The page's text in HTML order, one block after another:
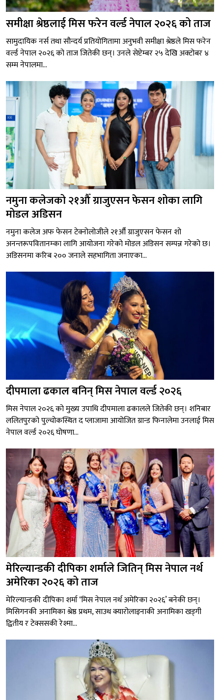
समीक्षा श्रेष्ठलाई मिस फरेन वर्ल्ड नेपाल २०२६ को ताज
सामुदायिक नर्स तथा सौन्दर्य प्रतियोगितामा अनुभवी समीक्षा श्रेष्ठले मिस फरेन
वर्ल्ड नेपाल २०२६ को ताज जितेकी छन्। उनले सेप्टेम्बर २५ देखि अक्टोबर ४
सम्म नेपालमा...
नमुना कलेजको २१औँ ग्राजुएसन फेसन शोका लागि
मोडल अडिसन
नमुना कलेज अफ फेसन टेक्नोलोजीले २१औँ ग्राजुएसन फेसन शो
अनन्तरूपवितानम्का लागि आयोजना गरेको मोडल अडिसन सम्पन्न गरेको छ।
अडिसनमा करिब २०० जनाले सहभागिता जनाएका...
दीपमाला ढकाल बनिन् मिस नेपाल वर्ल्ड २०२६
मिस नेपाल २०२६ को मुख्य उपाधि दीपमाला ढकालले जितेकी छन्। शनिबार
ललितपुरको पुल्चोकस्थित द प्लाजामा आयोजित ग्रान्ड फिनालेमा उनलाई मिस
नेपाल वर्ल्ड २०२६ घोषणा...
मेरिल्यान्डकी दीपिका शर्माले जितिन् मिस नेपाल नर्थ
अमेरिका २०२६ को ताज
मेरिल्यान्डकी दीपिका शर्मा ‘मिस नेपाल नर्थ अमेरिका २०२६’ बनेकी छन्।
मिसिगनकी अनामिका श्रेष्ठ प्रथम, साउथ क्यारोलाइनाकी अनामिका खड्गी
द्वितीय र टेक्ससकी रेश्मा...